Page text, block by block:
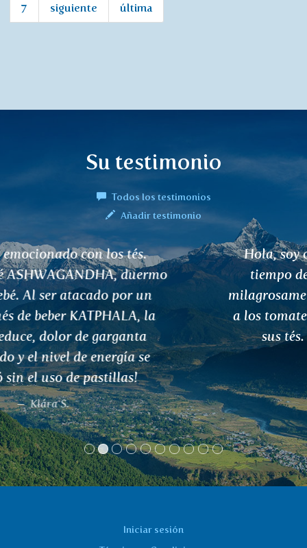
7 siguiente última
Su testimonio
Todos los testimonios
Añadir testimonio
Hola, soy cliente desde hace mucho
tiempo de su té KARAVI, que curó
milagrosamente mi alergia muy agresiva
a los tomates. Por eso confío mucho en
sus tés. Gracias por su ayuda.
Nikoleta
Iniciar sesión